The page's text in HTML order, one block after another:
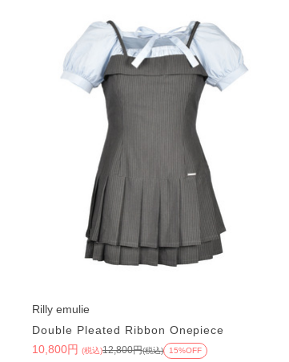
Rilly emulie
Double Pleated Ribbon Onepiece
10,800円 (税込)12,800円(税込) 15%OFF